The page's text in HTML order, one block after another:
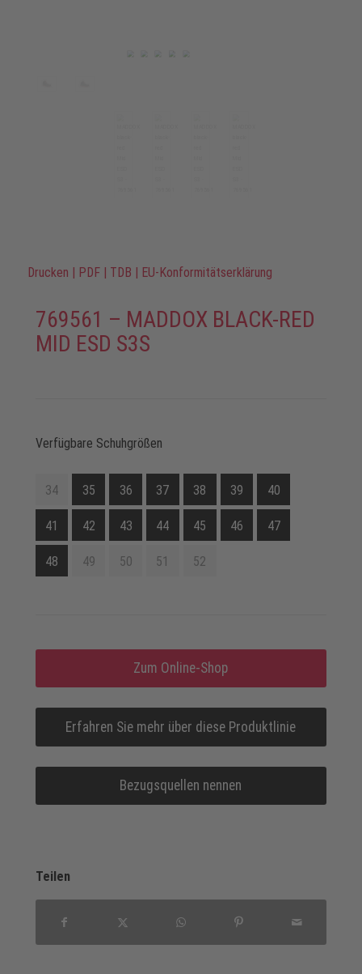
Drucken | PDF | TDB | EU-Konformitätserklärung
769561 – MADDOX BLACK-RED
MID ESD S3S
Verfügbare Schuhgrößen
34 35 36 37 38 39 40
41 42 43 44 45 46 47
48 49 50 51 52
Zum Online-Shop
Erfahren Sie mehr über diese Produktlinie
Bezugsquellen nennen
Teilen